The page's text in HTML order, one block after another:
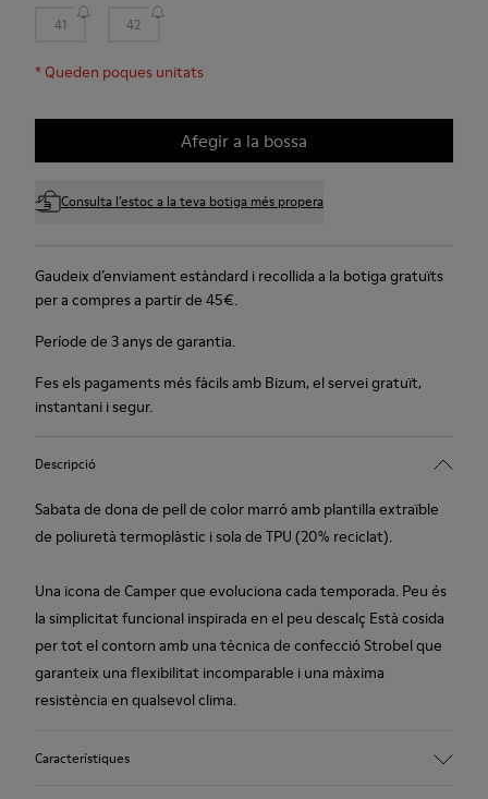
41 42
*Queden poques unitats
Afegir a la bossa
Consulta l’estoc a la teva botiga més propera
Gaudeix d’enviament estàndard i recollida a la botiga gratuïts
per a compres a partir de 45€.
Període de 3 anys de garantia.
Fes els pagaments més fàcils amb Bizum, el servei gratuït,
instantani i segur.
Descripció
Sabata de dona de pell de color marró amb plantilla extraïble
de poliuretà termoplàstic i sola de TPU (20% reciclat).
Una icona de Camper que evoluciona cada temporada. Peu és
la simplicitat funcional inspirada en el peu descalç Està cosida
per tot el contorn amb una tècnica de confecció Strobel que
garanteix una flexibilitat incomparable i una màxima
resistència en qualsevol clima.
Característiques